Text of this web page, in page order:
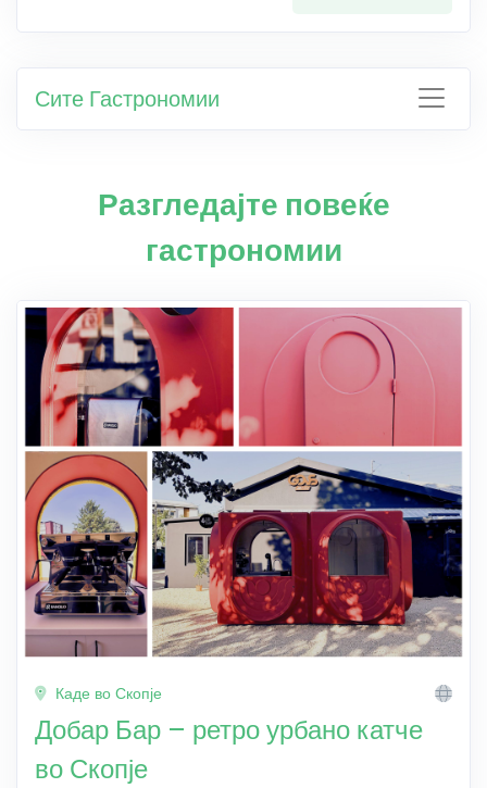
Сите Гастрономии
Разгледајте повеќе
гастрономии
Каде во Скопје
Добар Бар – ретро урбано катче
во Скопје